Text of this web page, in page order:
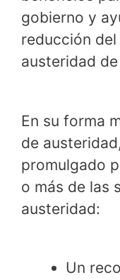
gobierno y
reducción
austeridad
En su forma
de
promulgado
o más de las
austeridad:
Un